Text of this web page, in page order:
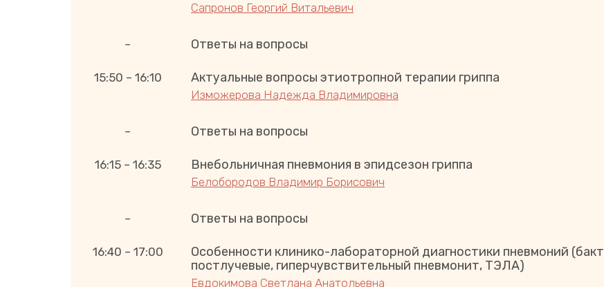
Сапронов Георгий Витальевич
– Ответы на вопросы
15:50 – 16:10 Актуальные вопросы этиотропной терапии гриппа
Изможерова Надежда Владимировна
– Ответы на вопросы
16:15 – 16:35 Внебольничная пневмония в эпидсезон гриппа
Белобородов Владимир Борисович
– Ответы на вопросы
16:40 – 17:00
Особенности клинико-лабораторной диагностики пневмоний
постлучевые, гиперчувствительный пневмонит, ТЭЛА)
Евдокимова Светлана Анатольевна